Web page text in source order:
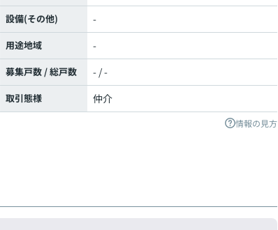
設備(その他) -
用途地域 -
募集戸数 / 総戸数 - / -
取引態様 仲介
情報の見方